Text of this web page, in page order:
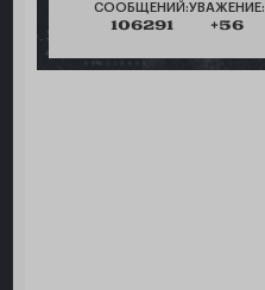
СООБЩЕНИЙ:
106291
УВАЖЕНИЕ:
+56